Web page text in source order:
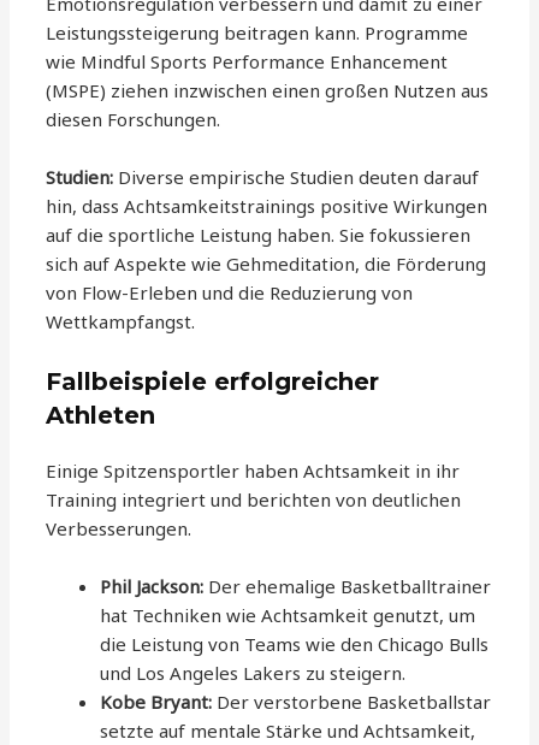
Leistungssteigerung beitragen kann. Programme
wie Mindful Sports Performance Enhancement
(MSPE) ziehen inzwischen einen großen Nutzen aus
diesen Forschungen.
Studien: Diverse empirische Studien deuten darauf
hin, dass Achtsamkeitstrainings positive Wirkungen
auf die sportliche Leistung haben. Sie fokussieren
sich auf Aspekte wie Gehmeditation, die Förderung
von Flow-Erleben und die Reduzierung von
Wettkampfangst.
Fallbeispiele erfolgreicher
Athleten
Einige Spitzensportler haben Achtsamkeit in ihr
Training integriert und berichten von deutlichen
Verbesserungen.
Phil Jackson: Der ehemalige Basketballtrainer
hat Techniken wie Achtsamkeit genutzt, um
die Leistung von Teams wie den Chicago Bulls
und Los Angeles Lakers zu steigern.
Kobe Bryant: Der verstorbene Basketballstar
setzte auf mentale Stärke und Achtsamkeit,